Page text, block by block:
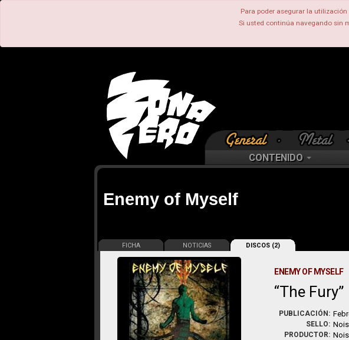
Para poder asegurar la
Si usted continúa navegando sin
CONTENIDO
Enemy of Myself
FICHA NOTICIAS DISCOS (2)
ENEMY OF MYSELF
The Fury
PUBLICACIÓN:
SELLO:
PRODUCTOR: